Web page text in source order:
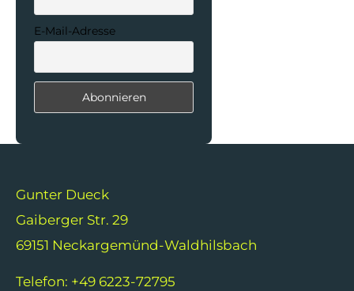
E-Mail-Adresse
Gunter Dueck
Gaiberger Str. 29
69151 Neckargemünd-Waldhilsbach
Telefon: +49 6223-72795